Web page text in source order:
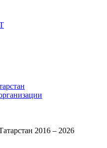
2016 – 2026